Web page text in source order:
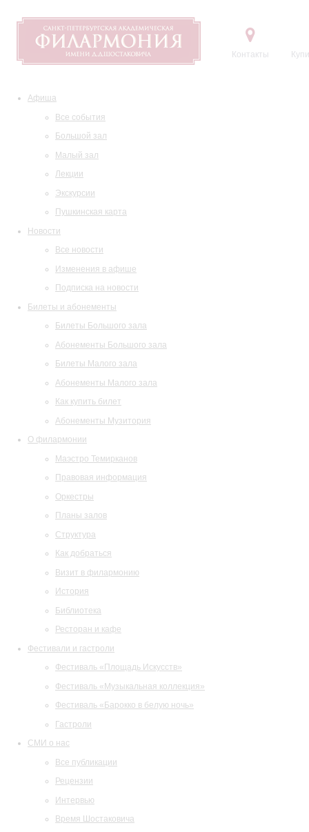
Контакты
Афиша
Все события
Большой зал
Малый зал
Лекции
Экскурсии
Пушкинская карта
Новости
Все новости
Изменения в афише
Подписка на новости
Билеты и абонементы
Билеты Большого зала
Абонементы Большого зала
Билеты Малого зала
Абонементы Малого зала
Как купить билет
Абонементы Музитория
О филармонии
Маэстро Темирканов
Правовая информация
Оркестры
Планы залов
Структура
Как добраться
Визит в филармонию
История
Библиотека
Ресторан и кафе
Фестивали и гастроли
Фестиваль «Площадь Искусств»
Фестиваль «Музыкальная коллекция»
Фестиваль «Барокко в белую ночь»
Гастроли
СМИ о нас
Все публикации
Рецензии
Интервью
Время Шостаковича